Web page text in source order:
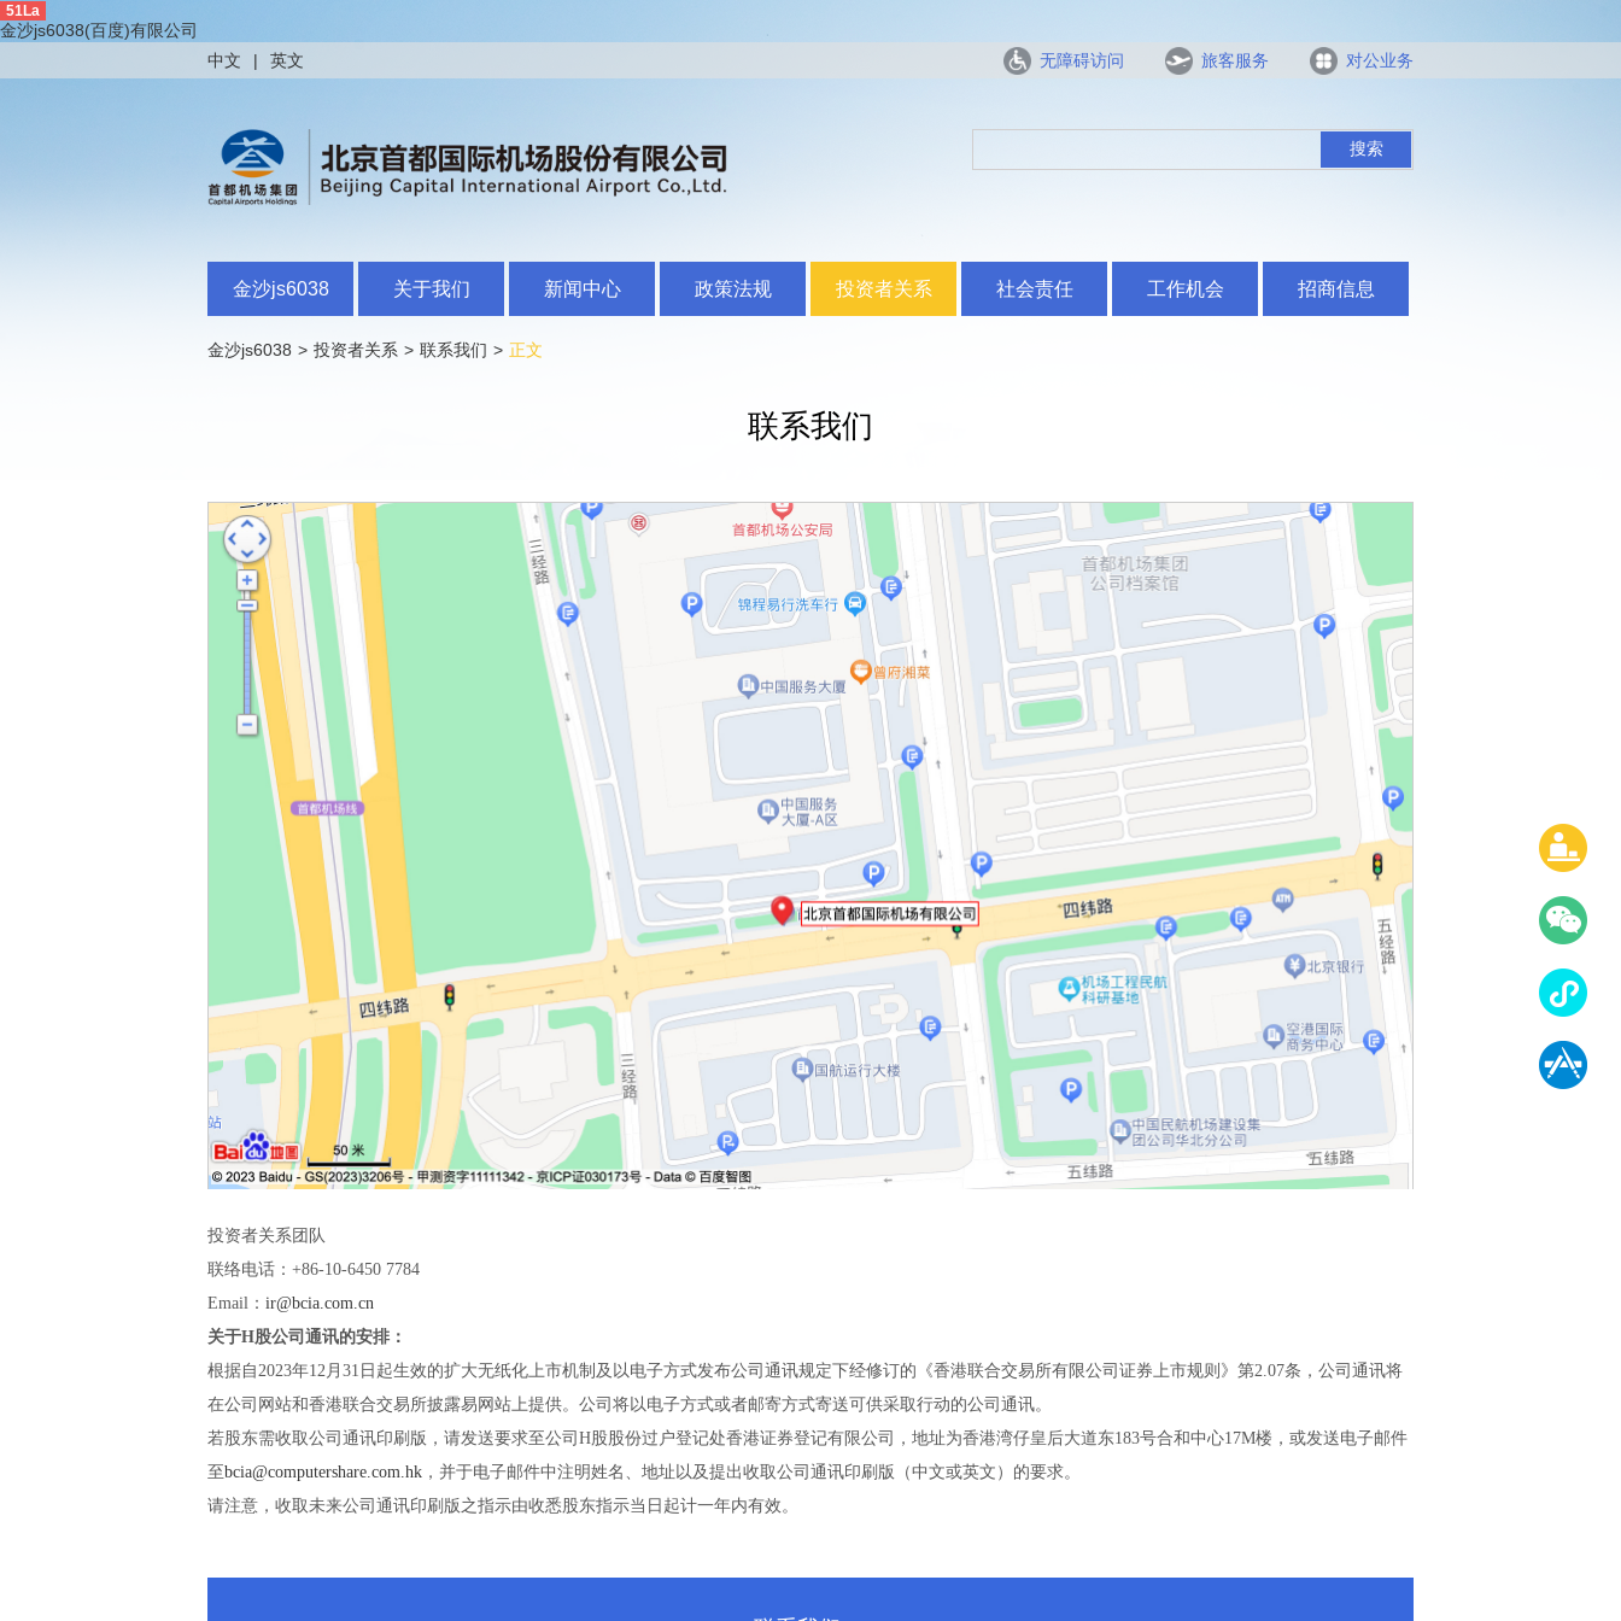
51La
金沙js6038(百度)有限公司
中文
| 英文 无障碍访问 旅客服务 对公业务
搜索
金沙js6038 关于我们 新闻中心 政策法规 投资者关系 社会责任 工作机会 招商信息
金沙js6038 > 投资者关系 > 联系我们 > 正文
联系我们
投资者关系团队
联络电话：+86-10-6450 7784
Email： ir@bcia.com.cn
关于H股公司通讯的安排：
根据自2023年12月31日起生效的扩大无纸化上市机制及以电子方式发布公司通讯规定下经修订的《香港联合交易所有限公司证券上市规则》第2.07条，公司通讯将
在公司网站和香港联合交易所披露易网站上提供。公司将以电子方式或者邮寄方式寄送可供采取行动的公司通讯。
若股东需收取公司通讯印刷版，请发送要求至公司H股股份过户登记处香港证券登记有限公司，地址为香港湾仔皇后大道东183号合和中心17M楼，或发送电子邮件
至bcia@computershare.com.hk ，并于电子邮件中注明姓名、地址以及提出收取公司通讯印刷版（中文或英文）的要求。
请注意，收取未来公司通讯印刷版之指示由收悉股东指示当日起计一年内有效。